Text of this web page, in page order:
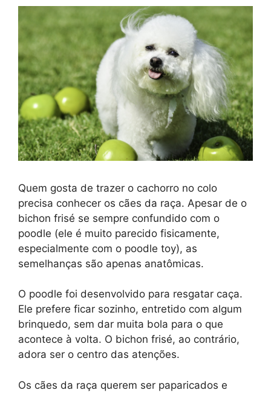
Quem gosta de trazer o cachorro no colo
precisa conhecer os cães da raça. Apesar de o
bichon frisé se sempre confundido com o
poodle (ele é muito parecido fisicamente,
especialmente com o poodle toy), as
semelhanças são apenas anatômicas.
O poodle foi desenvolvido para resgatar caça.
Ele prefere ficar sozinho, entretido com algum
brinquedo, sem dar muita bola para o que
acontece à volta. O bichon frisé, ao contrário,
adora ser o centro das atenções.
Os cães da raça querem ser paparicados e